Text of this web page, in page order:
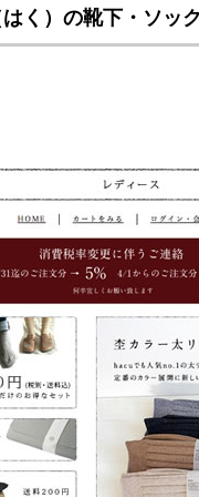
く）の靴下・ソッ